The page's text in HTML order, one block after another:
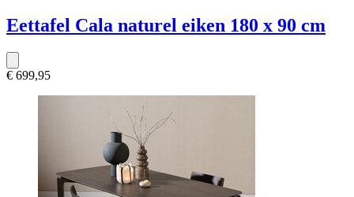
Eettafel Cala naturel eiken 180 x 90 cm
€ 699,95